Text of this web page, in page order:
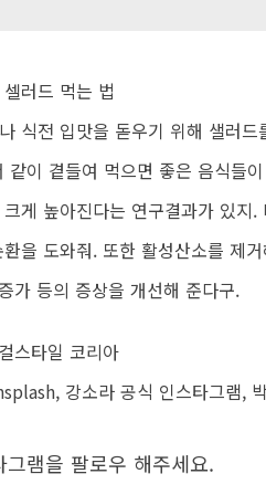
러드 먹는 법
식전 입맛을 돋우기 위해 샐러
같이 곁들여 먹으면 좋은 음식들
게 높아진다는 연구결과가 있지
을 도와줘. 또한 활성산소를 제
가 등의 증상을 개선해 준다구.
스타일 코리아
강소라 공식 인스타그램,
그램을 팔로우 해주세요.